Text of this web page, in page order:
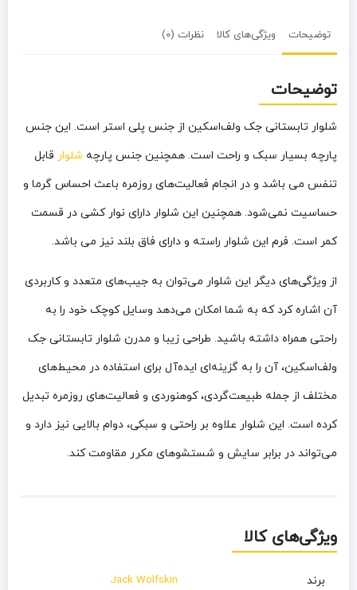
توضیحات ویژگی‌های کالا نظرات (0)
توضیحات
شلوار تابستانی جک ‌ولف‌اسکین از جنس پلی استر است. این جنس
پارچه بسیار سبک و راحت است. همچنین جنس پارچه شلوار قابل
تنفس می باشد و در انجام فعالیت‌های روزمره باعث احساس گرما و
حساسیت نمی‌شود. همچنین این شلوار دارای نوار کشی در قسمت
کمر است. فرم این شلوار راسته و دارای فاق بلند نیز می باشد.
از ویژگی‌های دیگر این شلوار می‌توان به جیب‌های متعدد و کاربردی
آن اشاره کرد که به شما امکان می‌دهد وسایل کوچک خود را به
راحتی همراه داشته باشید. طراحی زیبا و مدرن شلوار تابستانی جک
‌ولف‌اسکین، آن را به گزینه‌ای ایده‌آل برای استفاده در محیط‌های
مختلف از جمله طبیعت‌گردی، کوهنوردی و فعالیت‌های روزمره تبدیل
کرده است. این شلوار علاوه بر راحتی و سبکی، دوام بالایی نیز دارد و
می‌تواند در برابر سایش و شستشوهای مکرر مقاومت کند.
ویژگی‌های کالا
برند Jack Wolfskin